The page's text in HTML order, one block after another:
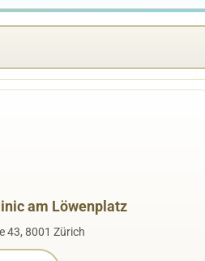
am Löwenplatz
43, 8001 Zürich